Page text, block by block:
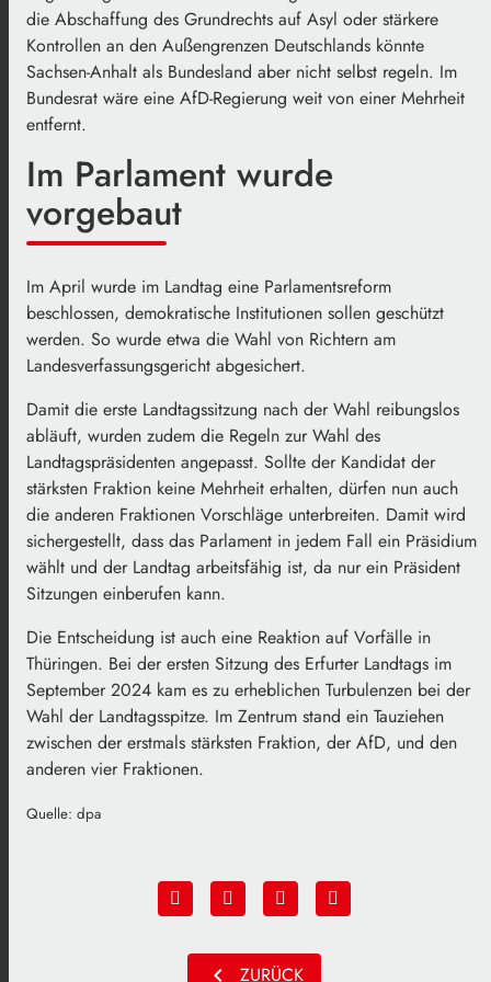
die Abschaffung des Grundrechts auf Asyl oder stärkere
Kontrollen an den Außengrenzen Deutschlands könnte
Sachsen-Anhalt als Bundesland aber nicht selbst regeln. Im
Bundesrat wäre eine AfD-Regierung weit von einer Mehrheit
entfernt.
Im Parlament wurde
vorgebaut
Im April wurde im Landtag eine Parlamentsreform
beschlossen, demokratische Institutionen sollen geschützt
werden. So wurde etwa die Wahl von Richtern am
Landesverfassungsgericht abgesichert.
Damit die erste Landtagssitzung nach der Wahl reibungslos
abläuft, wurden zudem die Regeln zur Wahl des
Landtagspräsidenten angepasst. Sollte der Kandidat der
stärksten Fraktion keine Mehrheit erhalten, dürfen nun auch
die anderen Fraktionen Vorschläge unterbreiten. Damit wird
sichergestellt, dass das Parlament in jedem Fall ein Präsidium
wählt und der Landtag arbeitsfähig ist, da nur ein Präsident
Sitzungen einberufen kann.
Die Entscheidung ist auch eine Reaktion auf Vorfälle in
Thüringen. Bei der ersten Sitzung des Erfurter Landtags im
September 2024 kam es zu erheblichen Turbulenzen bei der
Wahl der Landtagsspitze. Im Zentrum stand ein Tauziehen
zwischen der erstmals stärksten Fraktion, der AfD, und den
anderen vier Fraktionen.
Quelle: dpa
chevron_left ZURÜCK